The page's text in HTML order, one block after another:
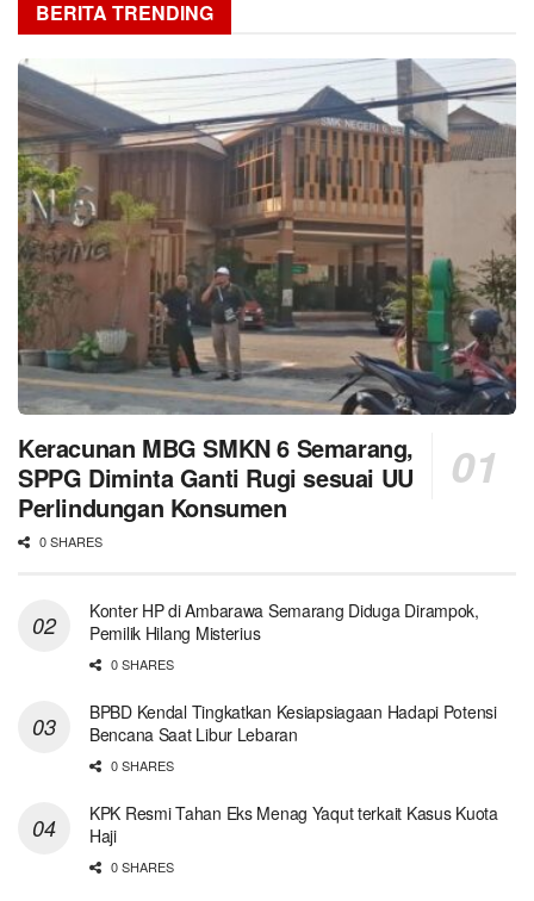
BERITA TRENDING
Keracunan MBG SMKN 6 Semarang,
SPPG Diminta Ganti Rugi sesuai UU
Perlindungan Konsumen
0 SHARES
Konter HP di Ambarawa Semarang Diduga Dirampok,
Pemilik Hilang Misterius
0 SHARES
BPBD Kendal Tingkatkan Kesiapsiagaan Hadapi Potensi
Bencana Saat Libur Lebaran
0 SHARES
KPK Resmi Tahan Eks Menag Yaqut terkait Kasus Kuota
Haji
0 SHARES